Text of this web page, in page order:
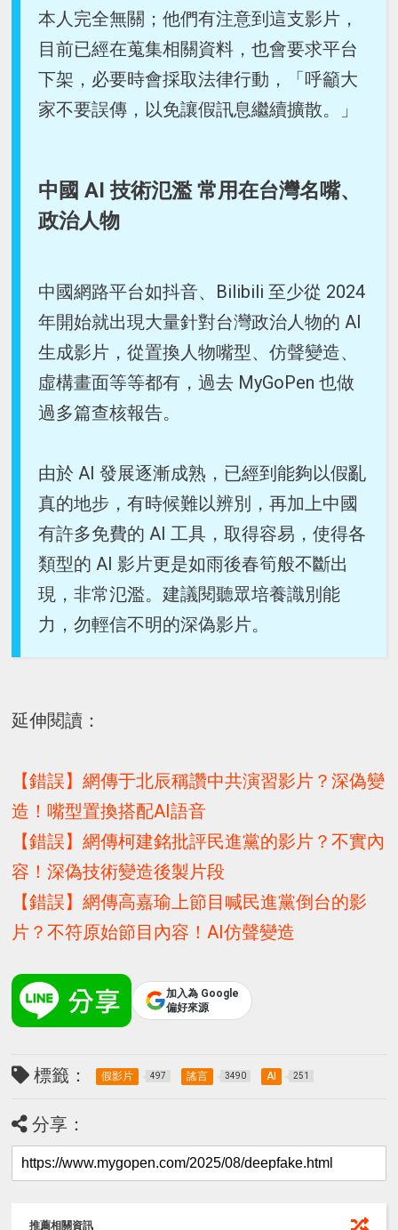
本人完全無關；他們有注意到這支影片，
目前已經在蒐集相關資料，也會要求平台
下架，必要時會採取法律行動，「呼籲大
家不要誤傳，以免讓假訊息繼續擴散。」
中國 AI 技術氾濫 常用在台灣名嘴、
政治人物
中國網路平台如抖音、Bilibili 至少從 2024
年開始就出現大量針對台灣政治人物的 AI
生成影片，從置換人物嘴型、仿聲變造、
虛構畫面等等都有，過去 MyGoPen 也做
過多篇查核報告。
由於 AI 發展逐漸成熟，已經到能夠以假亂
真的地步，有時候難以辨別，再加上中國
有許多免費的 AI 工具，取得容易，使得各
類型的 AI 影片更是如雨後春筍般不斷出
現，非常氾濫。建議閱聽眾培養識別能
力，勿輕信不明的深偽影片。
延伸閱讀：
【錯誤】網傳于北辰稱讚中共演習影片？深偽變
造！嘴型置換搭配AI語音
【錯誤】網傳柯建銘批評民進黨的影片？不實內
容！深偽技術變造後製片段
【錯誤】網傳高嘉瑜上節目喊民進黨倒台的影
片？不符原始節目內容！AI仿聲變造
加入為 Google
偏好來源
標籤： 假影片 497 謠言 3490 AI 251
分享：
推薦相關資訊